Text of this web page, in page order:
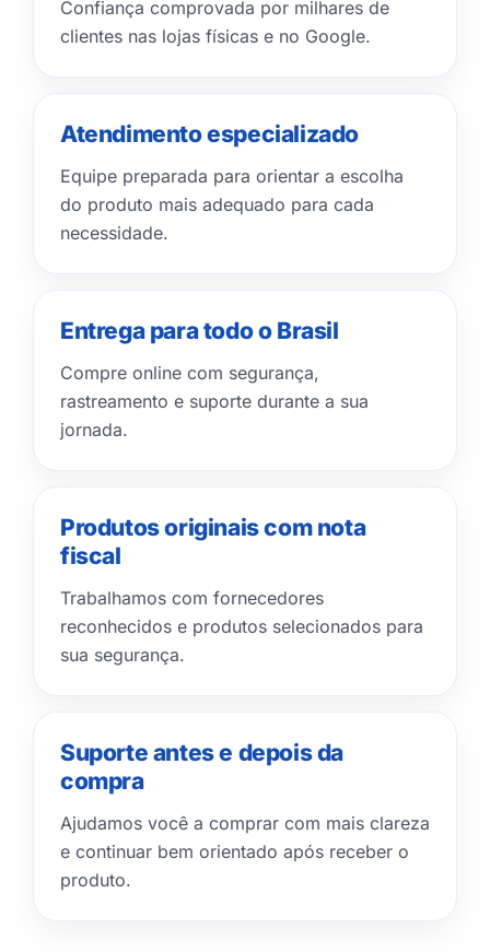
Confiança comprovada por milhares de
clientes nas lojas físicas e no Google.
Atendimento especializado
Equipe preparada para orientar a escolha
do produto mais adequado para cada
necessidade.
Entrega para todo o Brasil
Compre online com segurança,
rastreamento e suporte durante a sua
jornada.
Produtos originais com nota
fiscal
Trabalhamos com fornecedores
reconhecidos e produtos selecionados para
sua segurança.
Suporte antes e depois da
compra
Ajudamos você a comprar com mais clareza
e continuar bem orientado após receber o
produto.